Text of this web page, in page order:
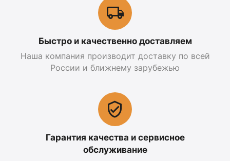
Быстро и качественно доставляем
Наша компания производит доставку по всей
России и ближнему зарубежью
Гарантия качества и сервисное
обслуживание